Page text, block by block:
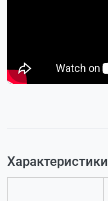
Характеристики